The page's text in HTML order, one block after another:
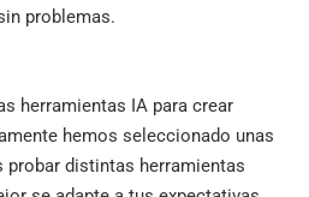
problemas.
herramientas IA para crear
hemos seleccionado unas
probar distintas herramientas